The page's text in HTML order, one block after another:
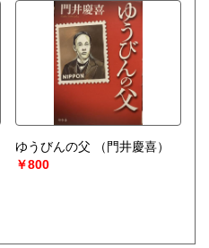
ゆうびんの父
（門井慶喜）
￥800